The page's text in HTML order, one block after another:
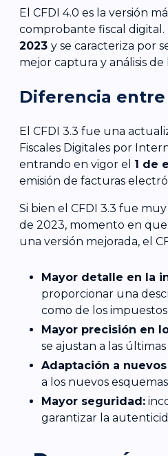
El CFDI 4.0 es la versión
comprobante fiscal digital.
2023 y se caracteriza por
mejor captura y análisis
Diferencia entre
El CFDI 3.3 fue una
Fiscales Digitales por
entrando en vigor el 1 de
emisión de facturas
Si bien el CFDI 3.3 fue
de 2023, momento en
una versión mejorada, el
Mayor detalle en la
proporcionar una
como de los
Mayor precisión en
se ajustan a las
Adaptación a
a los nuevos
Mayor seguridad:
garantizar la